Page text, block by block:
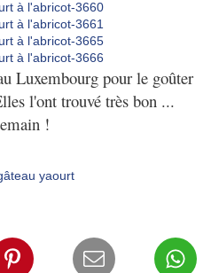
Luxembourg pour le goûter
l'ont trouvé très bon ...
!
yaourt